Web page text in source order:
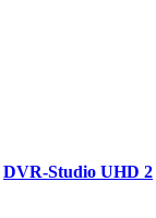
DVR-Studio UHD 2